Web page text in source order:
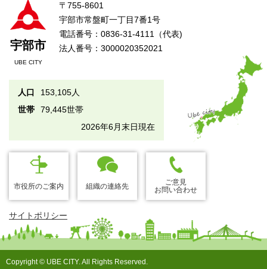
宇部市
UBE CITY
〒755-8601
宇部市常盤町一丁目7番1号
電話番号：0836-31-4111（代表)
法人番号：3000020352021
人口
153,105人
世帯
79,445世帯
2026年6月末日現在
市役所のご案内 組織の連絡先
ご意見
お問い合わせ
サイトポリシー
Copyright © UBE CITY. All Rights Reserved.